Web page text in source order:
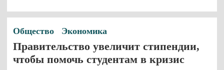
Общество Экономика
Правительство увеличит стипендии,
чтобы помочь студентам в кризис